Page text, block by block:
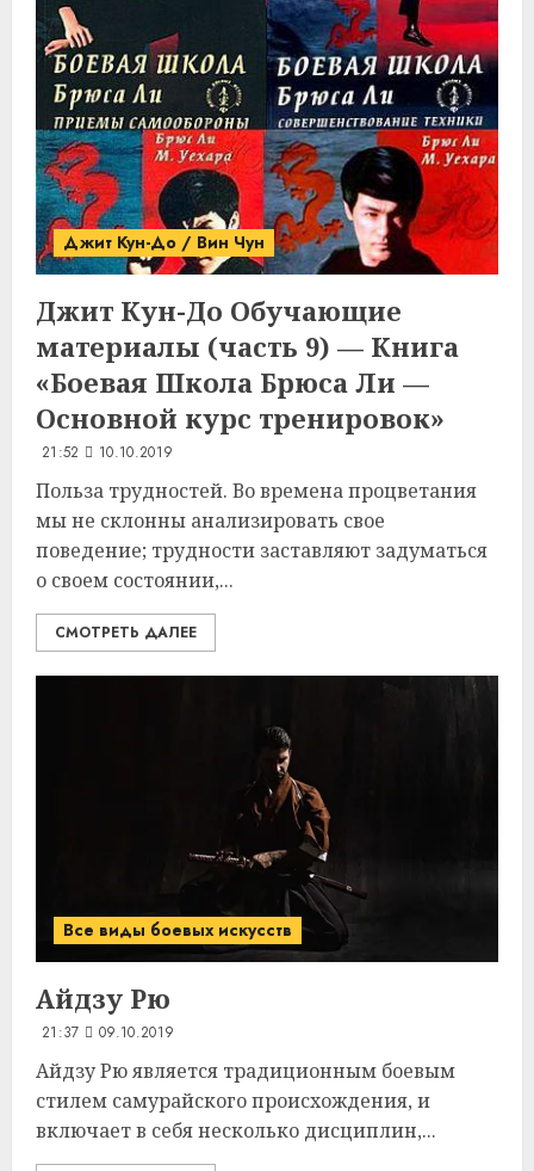
Джит Кун-До / Вин Чун
Джит Кун-До Обучающие
материалы (часть 9) — Книга
«Боевая Школа Брюса Ли —
Основной курс тренировок»
21:52 10.10.2019
Польза трудностей. Во времена процветания
мы не склонны анализировать свое
поведение; трудности заставляют задуматься
о своем состоянии,...
СМОТРЕТЬ ДАЛЕЕ
Все виды боевых искусств
Айдзу Рю
21:37 09.10.2019
Айдзу Рю является традиционным боевым
стилем самурайского происхождения, и
включает в себя несколько дисциплин,...